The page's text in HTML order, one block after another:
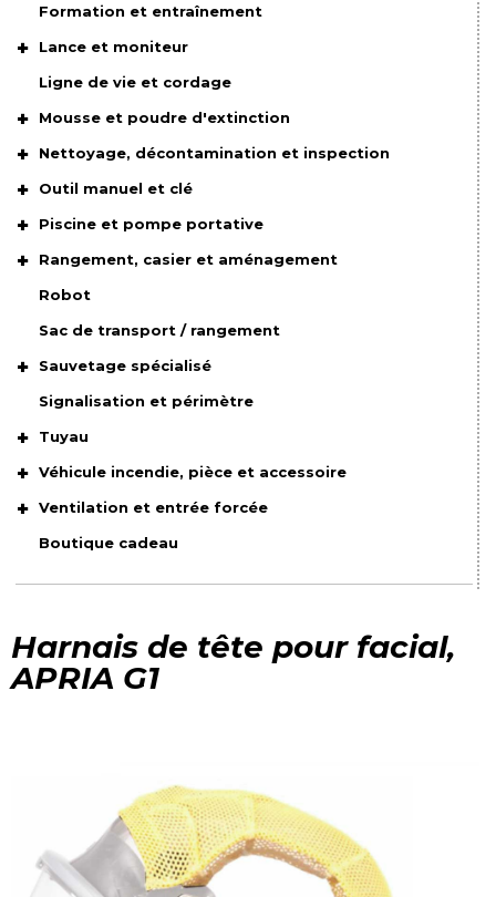
Formation et entraînement
Lance et moniteur
Ligne de vie et cordage
Mousse et poudre d'extinction
Nettoyage, décontamination et inspection
Outil manuel et clé
Piscine et pompe portative
Rangement, casier et aménagement
Robot
Sac de transport / rangement
Sauvetage spécialisé
Signalisation et périmètre
Tuyau
Véhicule incendie, pièce et accessoire
Ventilation et entrée forcée
Boutique cadeau
Harnais de tête pour facial,
APRIA G1